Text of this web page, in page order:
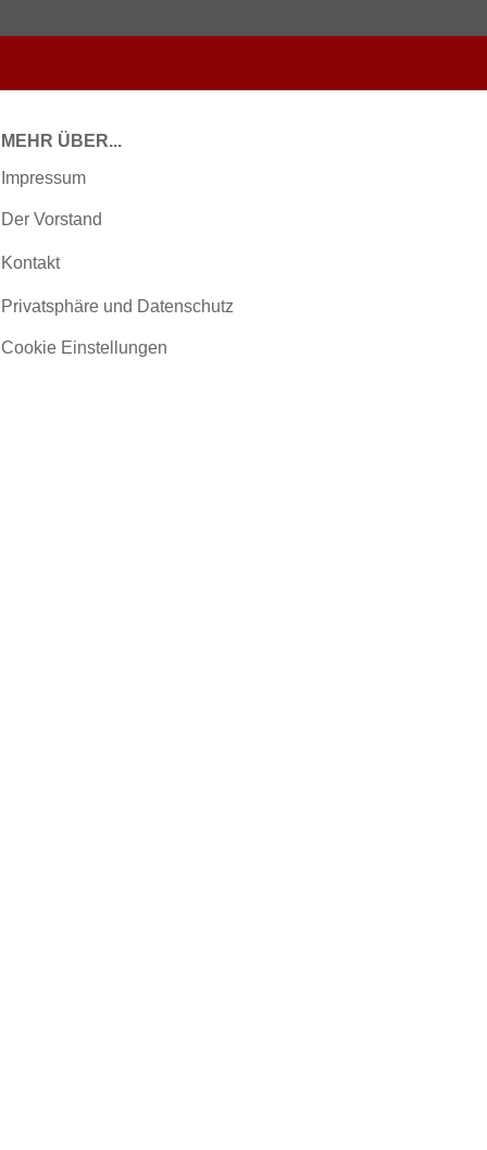
MEHR ÜBER...
Impressum
Der Vorstand
Kontakt
Privatsphäre und Datenschutz
Cookie Einstellungen